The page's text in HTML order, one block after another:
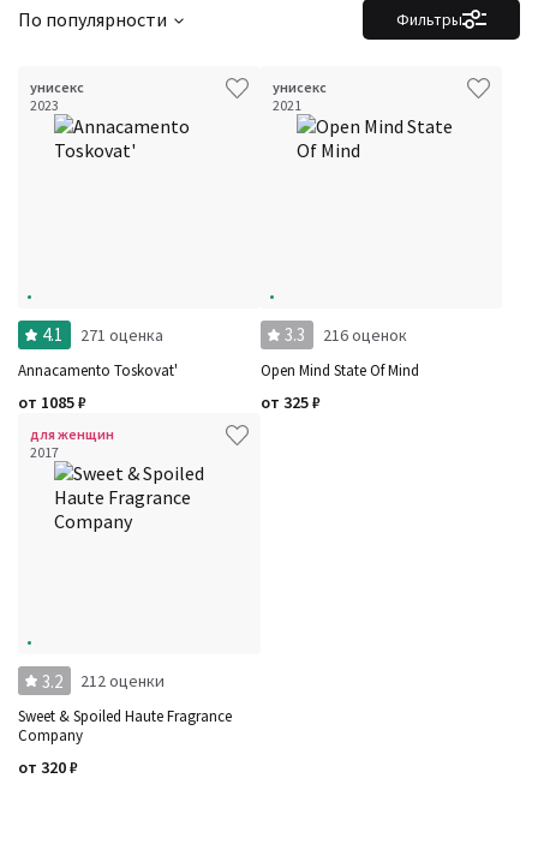
Фильтры
По популярности
унисекс
2023
4.1 271 оценка
Annacamento Toskovat'
от 1085₽
унисекс
2021
3.3 216 оценок
Open Mind State Of Mind
от 325₽
для женщин
2017
3.2 212 оценки
Sweet & Spoiled Haute Fragrance
Company
от 320₽